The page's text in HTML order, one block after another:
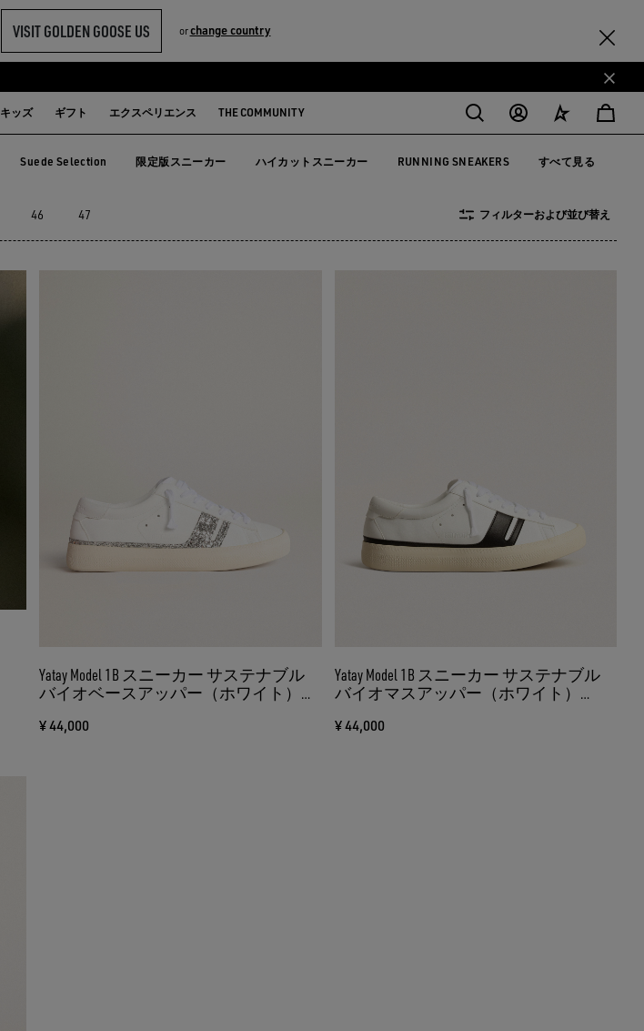
VISIT GOLDEN GOOSE US orchange country
キッズ ギフト エクスペリエンス THE COMMUNITY
Suede Selection 限定版スニーカー ハイカットスニーカー RUNNING SNEAKERS すべて見る
46 47 フィルターおよび並び替え
Yatay Model 1B スニーカー サステナブル
バイオベースアッパー（ホワイト）
¥ 44,000
Yatay Model 1B スニーカー サステナブル
バイオマスアッパー（ホワイト）
¥ 44,000